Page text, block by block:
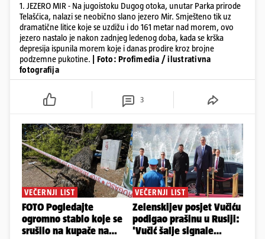
1. JEZERO MIR - Na jugoistoku Dugog otoka, unutar Parka prirode
Telašćica, nalazi se neobično slano jezero Mir. Smješteno tik uz
dramatične litice koje se uzdižu i do 161 metar nad morem, ovo
jezero nastalo je nakon zadnjeg ledenog doba, kada se krška
depresija ispunila morem koje i danas prodire kroz brojne
podzemne pukotine.
| Foto: Profimedia / ilustrativna
fotografija
3